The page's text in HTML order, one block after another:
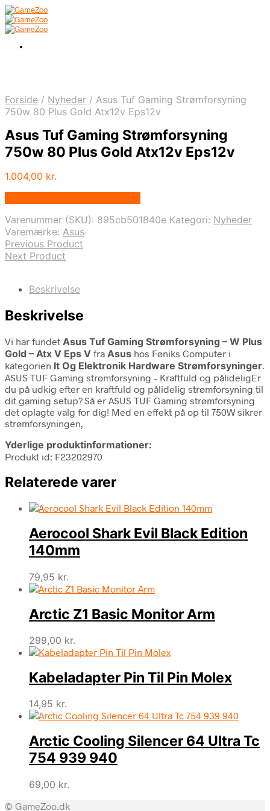
Forside / Nyheder / Asus Tuf Gaming Strømforsyning
750w 80 Plus Gold Atx12v Eps12v
Asus Tuf Gaming Strømforsyning
750w 80 Plus Gold Atx12v Eps12v
1.004,00 kr.
Varenummer (SKU): 895cb501840e Kategori: Nyheder
Varemærke: Asus
Previous Product
Next Product
Beskrivelse
Beskrivelse
Vi har fundet Asus Tuf Gaming Strømforsyning – W Plus
Gold – Atx V Eps V fra Asus hos Føniks Computer i
kategorien It Og Elektronik Hardware Strømforsyninger.
ASUS TUF Gaming strømforsyning – Kraftfuld og pålideligEr
du på udkig efter en kraftfuld og pålidelig strømforsyning til
dit gaming setup? Så er ASUS TUF Gaming strømforsyning
det oplagte valg for dig! Med en effekt på op til 750W sikrer
strømforsyningen,
Yderlige produktinformationer:
Produkt id: F23202970
Relaterede varer
Aerocool Shark Evil Black Edition
140mm
79,95 kr.
Arctic Z1 Basic Monitor Arm
299,00 kr.
Kabeladapter Pin Til Pin Molex
14,95 kr.
Arctic Cooling Silencer 64 Ultra Tc
754 939 940
69,00 kr.
© GameZoo.dk